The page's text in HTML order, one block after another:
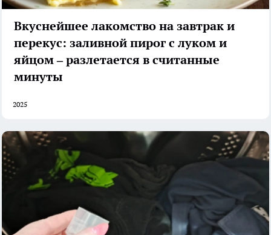
Вкуснейшее лакомство на завтрак и
перекус: заливной пирог с луком и
яйцом – разлетается в считанные
минуты
2025